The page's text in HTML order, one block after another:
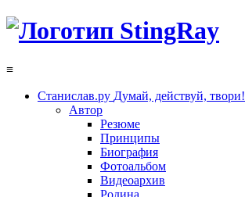
≡
Станислав.ру Думай, действуй, твори!
Автор
Резюме
Принципы
Биография
Фотоальбом
Видеоархив
Родина